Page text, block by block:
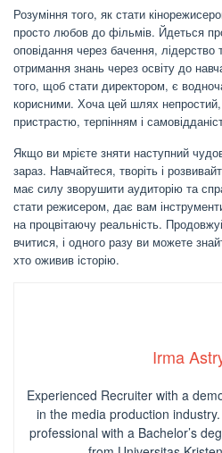
Розуміння того, як стати
просто любов до фільмів. Йдеться
оповідання через бачення, лідерство
отримання знань через освіту до
того, щоб стати директором, є
корисними. Хоча цей шлях
пристрастю, терпінням і
Якщо ви мрієте зняти наступний
зараз. Навчайтеся, творіть і
має силу зворушити аудиторію та
стати режисером, дає вам
на процвітаючу реальність.
вчитися, і одного разу ви можете
хто оживив історію.
Irma
Experienced Recruiter with a
in the media production industry.
professional with a Bachelor’s